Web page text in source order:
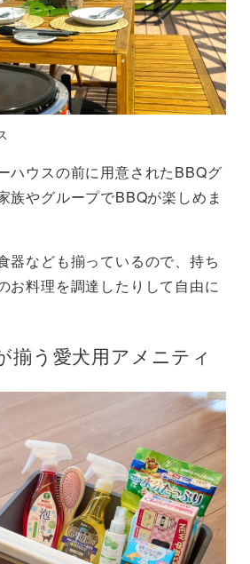
ハウスの前に用意されたBBQグ
族やグループでBBQが楽しめま
器なども揃っているので、持ち
お料理を調達したりして自由に
揃う愛犬用アメニティ